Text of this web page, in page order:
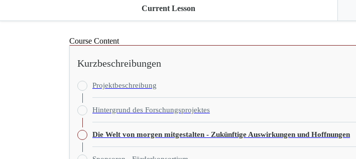
Current Lesson
Course Content
Kurzbeschreibungen
Projektbeschreibung
Hintergrund des Forschungsprojektes
Die Welt von morgen mitgestalten - Zukünftige Auswirkungen und Hoffnungen